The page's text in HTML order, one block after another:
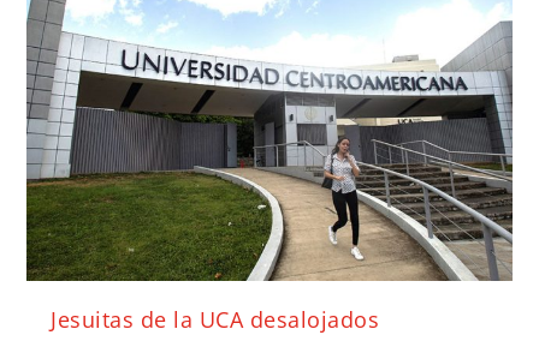
Jesuitas de la UCA desalojados